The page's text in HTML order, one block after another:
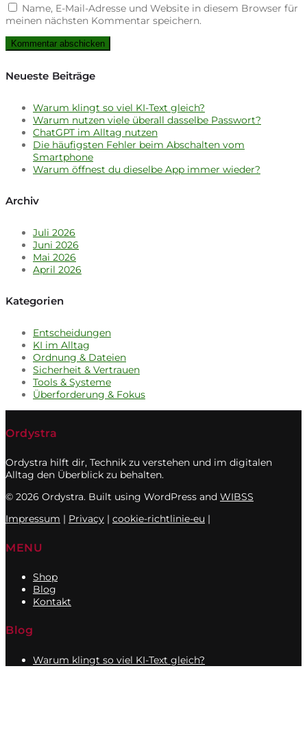
Name, E-Mail-Adresse und Website in diesem Browser für
meinen nächsten Kommentar speichern.
Neueste Beiträge
Warum klingt so viel KI-Text gleich?
Warum nutzen viele überall dasselbe Passwort?
ChatGPT im Alltag nutzen
Die häufigsten Fehler beim Abschalten vom
Smartphone
Warum öffnest du dieselbe App immer wieder?
Archiv
Juli 2026
Juni 2026
Mai 2026
April 2026
Kategorien
Entscheidungen
KI im Alltag
Ordnung & Dateien
Sicherheit & Vertrauen
Tools & Systeme
Überforderung & Fokus
Ordystra
Ordystra hilft dir, Technik zu verstehen und im digitalen
Alltag den Überblick zu behalten.
© 2026 Ordystra. Built using WordPress and WIBSS
Impressum | Privacy | cookie-richtlinie-eu |
MENU
Shop
Blog
Kontakt
Blog
Warum klingt so viel KI-Text gleich?